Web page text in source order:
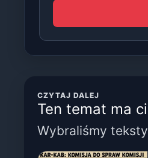
CZYTAJ DALEJ
Ten temat ma
Wybraliśmy